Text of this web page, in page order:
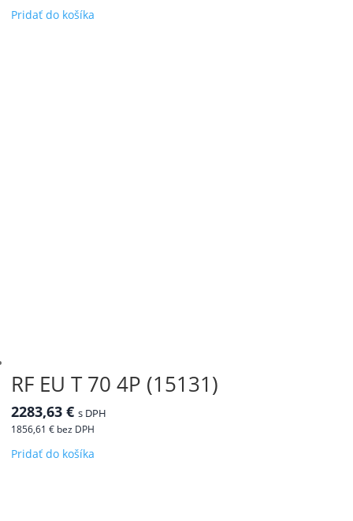
Pridať do košíka
RF EU T 70 4P (15131)
2283,63 € s DPH
1856,61 € bez DPH
Pridať do košíka